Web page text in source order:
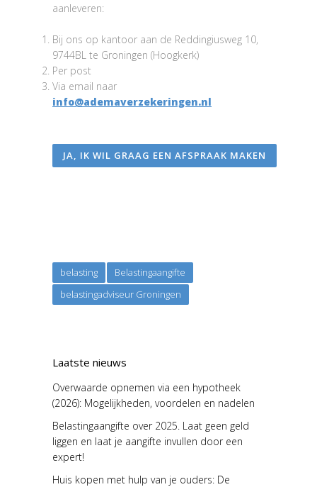
aanleveren:
Bij ons op kantoor aan de Reddingiusweg 10,
9744BL te Groningen (Hoogkerk)
Per post
Via email naar
info@ademaverzekeringen.nl
JA, IK WIL GRAAG EEN AFSPRAAK MAKEN
belasting
Belastingaangifte
belastingadviseur Groningen
Laatste nieuws
Overwaarde opnemen via een hypotheek
(2026): Mogelijkheden, voordelen en nadelen
Belastingaangifte over 2025. Laat geen geld
liggen en laat je aangifte invullen door een
expert!
Huis kopen met hulp van je ouders: De